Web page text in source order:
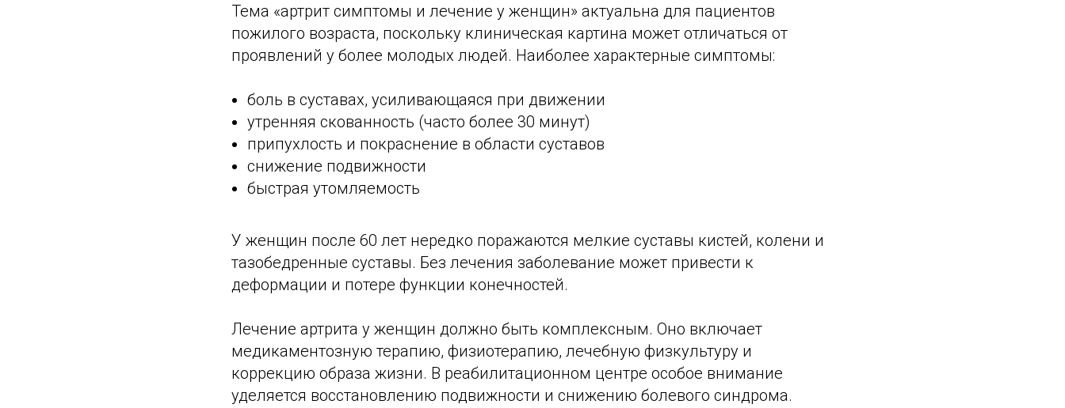
Тема «артрит симптомы и лечение у женщин» актуальна для пациентов
пожилого возраста, поскольку клиническая картина может отличаться от
проявлений у более молодых людей. Наиболее характерные симптомы:
боль в суставах, усиливающаяся при движении
утренняя скованность (часто более 30 минут)
припухлость и покраснение в области суставов
снижение подвижности
быстрая утомляемость
У женщин после 60 лет нередко поражаются мелкие суставы кистей, колени и
тазобедренные суставы. Без лечения заболевание может привести к
деформации и потере функции конечностей.
Лечение артрита у женщин должно быть комплексным. Оно включает
медикаментозную терапию, физиотерапию, лечебную физкультуру и
коррекцию образа жизни. В реабилитационном центре особое внимание
уделяется восстановлению подвижности и снижению болевого синдрома.